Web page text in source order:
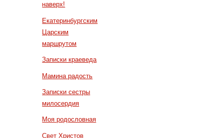
наверх!
Екатеринбургским
Царским
маршрутом
Записки краеведа
Мамина радость
Записки сестры
милосердия
Моя родословная
Свет Христов